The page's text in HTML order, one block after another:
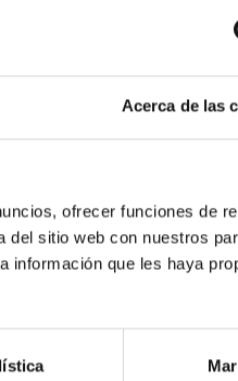
Acerca de las
ofrecer funciones de
del sitio web con nuestros
información que les haya